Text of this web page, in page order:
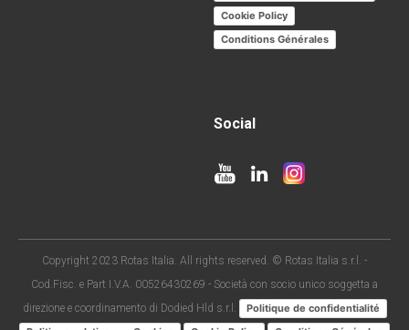
Cookie Policy
Conditions Générales
Social
Copyright 2023 Rotas Italia. All rights reserved. © Rotas Italia s.r.l. -
Cod.Fisc. e Part I.V.A. 00526430269 - Società con socio unico soggetta a
direzione e coordinamento di Dodied Hld s.r.l.
Politique de confidentialité